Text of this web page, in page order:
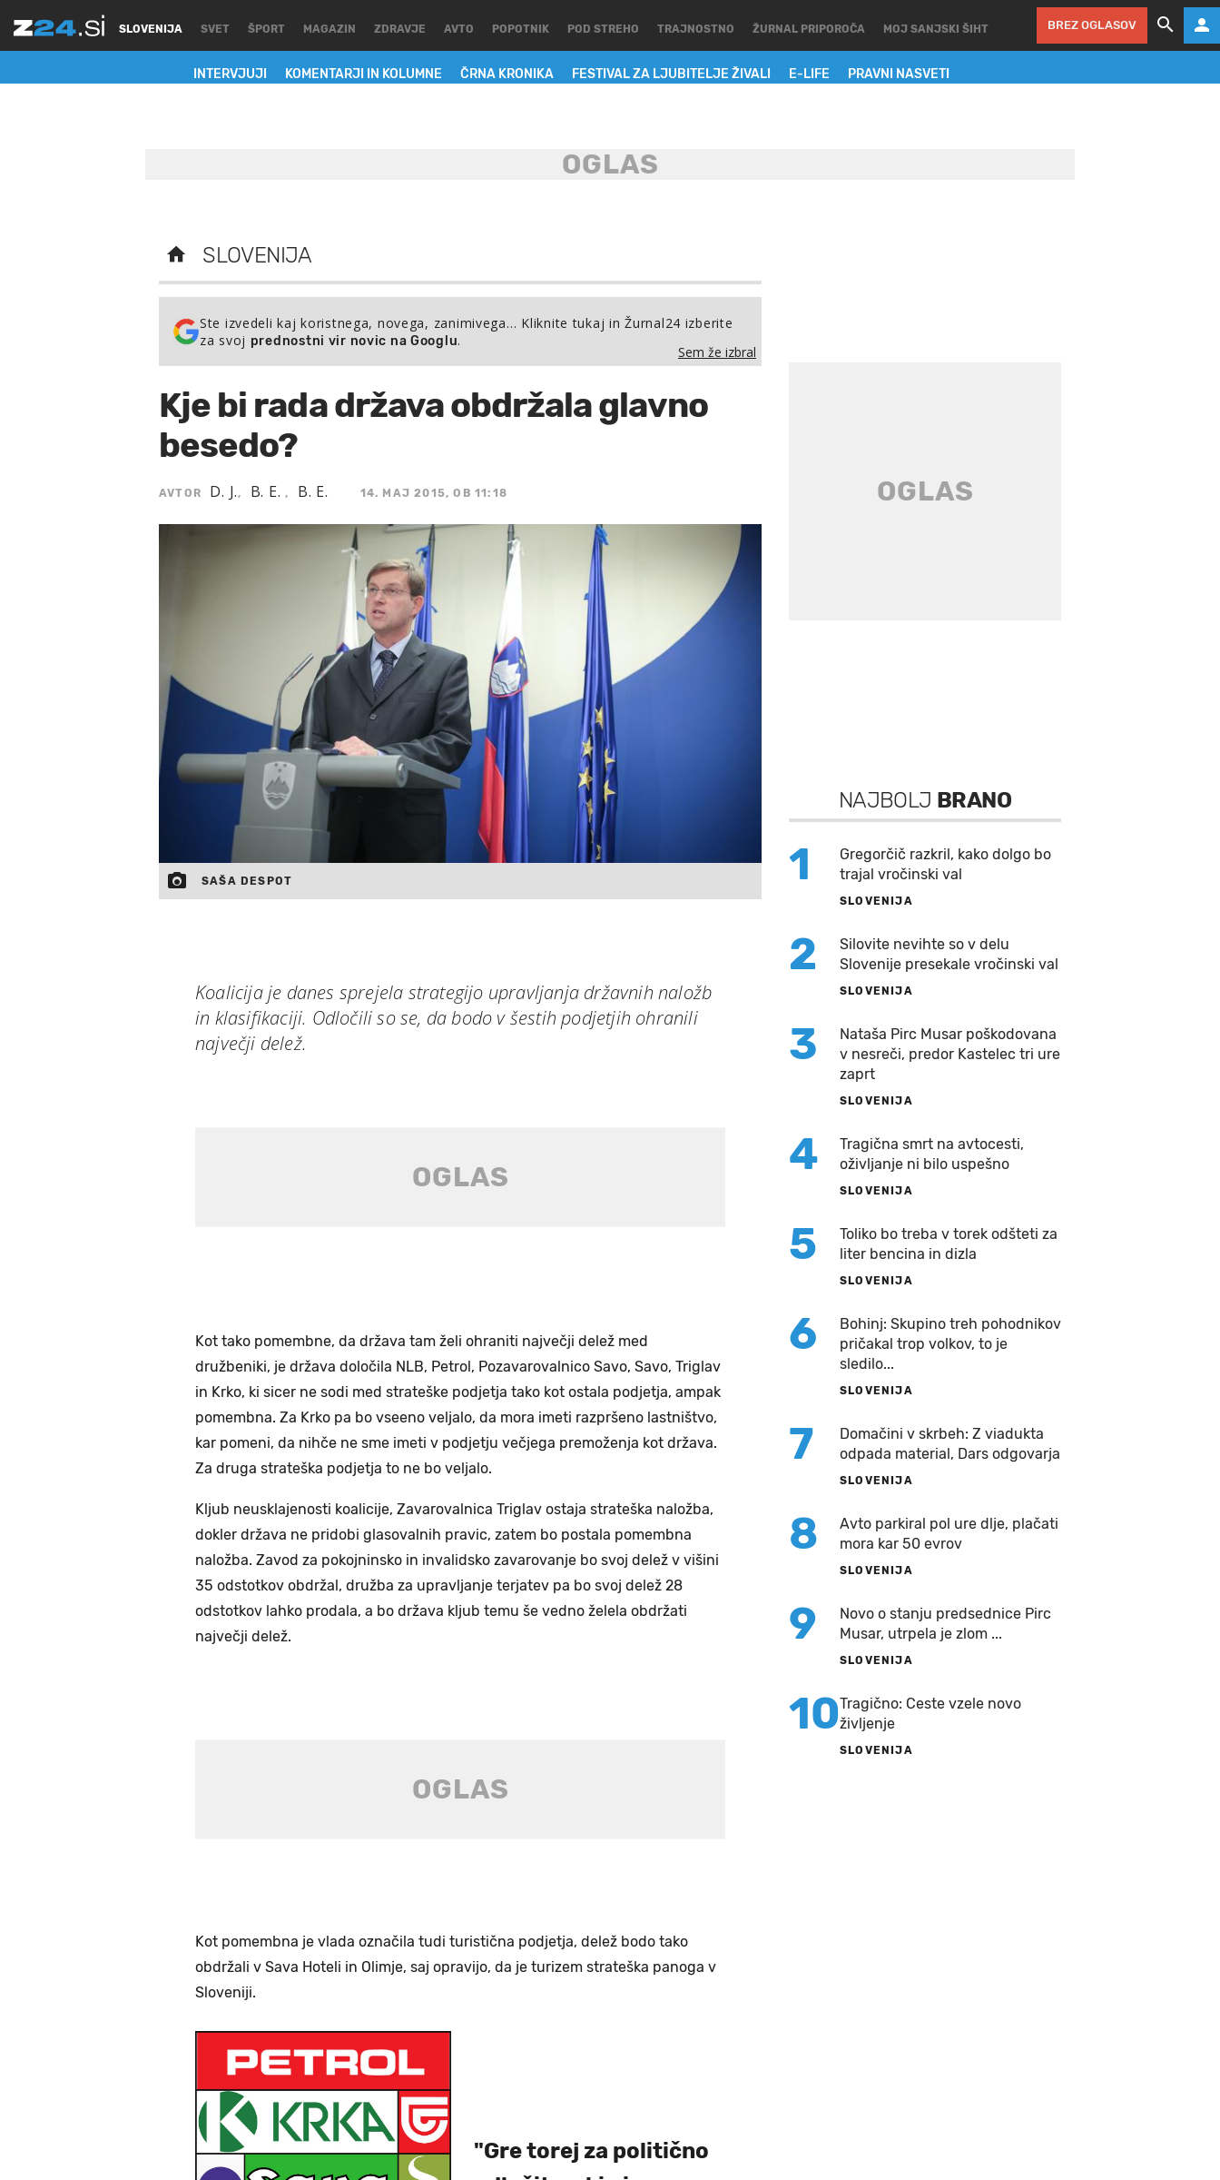
SLOVENIJA
INTERVJUJI KOMENTARJI IN KOLUMNE ČRNA KRONIKA FESTIVAL ZA LJUBITELJE ŽIVALI E-LIFE PRAVNI NASVETI
SVET ŠPORT MAGAZIN ZDRAVJE AVTO POPOTNIK POD STREHO TRAJNOSTNO ŽURNAL PRIPOROČA MOJ SANJSKI ŠIHT BREZ OGLASOV
SLOVENIJA
Ste izvedeli kaj koristnega, novega, zanimivega… Kliknite tukaj in Žurnal24 izberite
za svoj prednostni vir novic na Googlu.
Sem že izbral
Kje bi rada država obdržala glavno
besedo?
AVTOR D. J., B. E., B. E. 14. MAJ 2015, OB 11:18
SAŠA DESPOT
Koalicija je danes sprejela strategijo upravljanja državnih naložb
in klasifikaciji. Odločili so se, da bodo v šestih podjetjih ohranili
največji delež.
Kot tako pomembne, da država tam želi ohraniti največji delež med
družbeniki, je država določila NLB, Petrol, Pozavarovalnico Savo, Savo, Triglav
in Krko, ki sicer ne sodi med strateške podjetja tako kot ostala podjetja, ampak
pomembna. Za Krko pa bo vseeno veljalo, da mora imeti razpršeno lastništvo,
kar pomeni, da nihče ne sme imeti v podjetju večjega premoženja kot država.
Za druga strateška podjetja to ne bo veljalo.
Kljub neusklajenosti koalicije, Zavarovalnica Triglav ostaja strateška naložba,
dokler država ne pridobi glasovalnih pravic, zatem bo postala pomembna
naložba. Zavod za pokojninsko in invalidsko zavarovanje bo svoj delež v višini
35 odstotkov obdržal, družba za upravljanje terjatev pa bo svoj delež 28
odstotkov lahko prodala, a bo država kljub temu še vedno želela obdržati
največji delež.
Kot pomembna je vlada označila tudi turistična podjetja, delež bodo tako
obdržali v Sava Hoteli in Olimje, saj opravijo, da je turizem strateška panoga v
Sloveniji.
"Gre torej za politično
NAJBOLJ BRANO
1
Gregorčič razkril, kako dolgo bo
trajal vročinski val
SLOVENIJA
2
Silovite nevihte so v delu
Slovenije presekale vročinski val
SLOVENIJA
3
Nataša Pirc Musar poškodovana
v nesreči, predor Kastelec tri ure
zaprt
SLOVENIJA
4
Tragična smrt na avtocesti,
oživljanje ni bilo uspešno
SLOVENIJA
5
Toliko bo treba v torek odšteti za
liter bencina in dizla
SLOVENIJA
6
Bohinj: Skupino treh pohodnikov
pričakal trop volkov, to je
sledilo...
SLOVENIJA
7
Domačini v skrbeh: Z viadukta
odpada material, Dars odgovarja
SLOVENIJA
8
Avto parkiral pol ure dlje, plačati
mora kar 50 evrov
SLOVENIJA
9
Novo o stanju predsednice Pirc
Musar, utrpela je zlom ...
SLOVENIJA
10Tragično: Ceste vzele novo
življenje
SLOVENIJA